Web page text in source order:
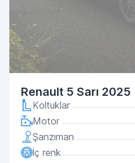
Renault 5 Sarı 2025
Koltuklar
Motor
Şanzıman
İç renk